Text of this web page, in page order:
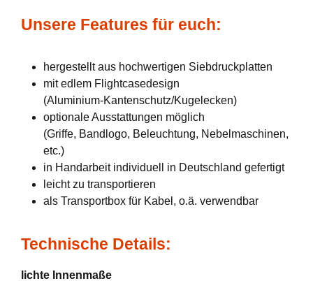
Unsere Features für euch:
hergestellt aus hochwertigen Siebdruckplatten
mit edlem Flightcasedesign
(Aluminium-Kantenschutz/Kugelecken)
optionale Ausstattungen möglich
(Griffe, Bandlogo, Beleuchtung, Nebelmaschinen,
etc.)
in Handarbeit individuell in Deutschland gefertigt
leicht zu transportieren
als Transportbox für Kabel, o.ä. verwendbar
Technische Details:
lichte Innenmaße